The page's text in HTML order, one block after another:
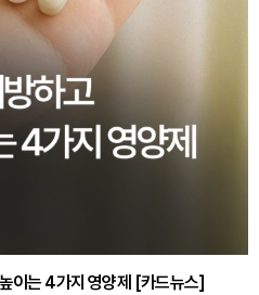
이는 4가지 영양제 [카드뉴스]